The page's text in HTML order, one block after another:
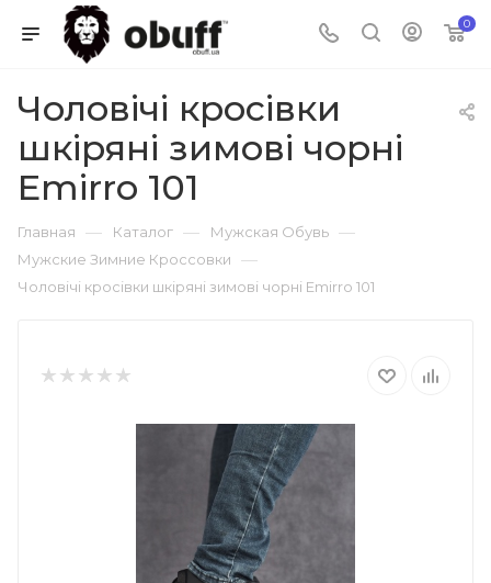
0
Чоловічі кросівки
шкіряні зимові чорні
Emirro 101
Главная — Каталог — Мужская Обувь —
Мужские Зимние Кроссовки —
Чоловічі кросівки шкіряні зимові чорні Emirro 101